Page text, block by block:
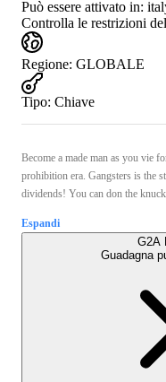
Può essere attivato in:
Controlla le restrizioni
Regione: GLOBALE
Tipo: Chiave
Become a made man as you vie
prohibition era. Gangsters is the
dividends! You can don the
Espandi
G2A
Guadagna